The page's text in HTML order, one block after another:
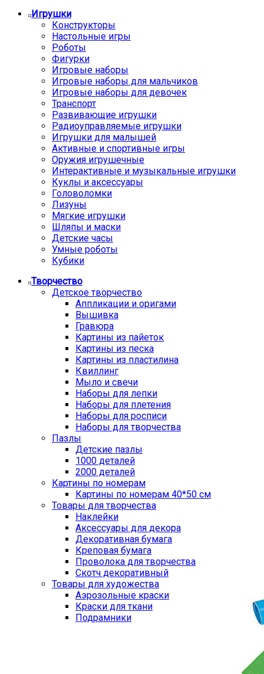
Игрушки
Конструкторы
Настольные игры
Роботы
Фигурки
Игровые наборы
Игровые наборы для мальчиков
Игровые наборы для девочек
Транспорт
Развивающие игрушки
Радиоуправляемые игрушки
Игрушки для малышей
Активные и спортивные игры
Оружия игрушечные
Интерактивные и музыкальные игрушки
Куклы и аксессуары
Головоломки
Лизуны
Мягкие игрушки
Шляпы и маски
Детские часы
Умные роботы
Кубики
Творчество
Детское творчество
Аппликации и оригами
Вышивка
Гравюра
Картины из пайеток
Картины из песка
Картины из пластилина
Квиллинг
Мыло и свечи
Наборы для лепки
Наборы для плетения
Наборы для росписи
Наборы для творчества
Пазлы
Детские пазлы
1000 деталей
2000 деталей
Картины по номерам
Картины по номерам 40*50 см
Товары для творчества
Наклейки
Аксессуары для декора
Декоративная бумага
Креповая бумага
Проволока для творчества
Скотч декоративный
Товары для художества
Аэрозольные краски
Краски для ткани
Подрамники